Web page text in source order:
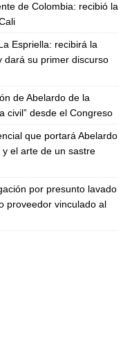
de Colombia: recibió la
Espriella: recibirá la
dará su primer discurso
de Abelardo de la
civil” desde el Congreso
que portará Abelardo
el arte de un sastre
por presunto lavado
proveedor vinculado al